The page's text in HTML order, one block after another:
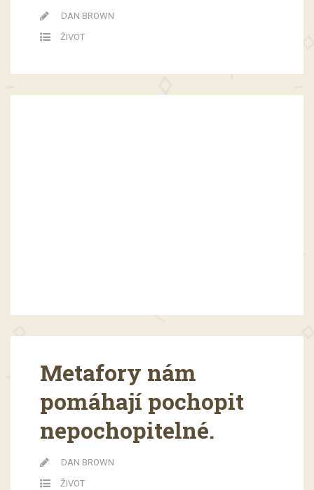
DAN BROWN
ŽIVOT
Metafory nám
pomáhají pochopit
nepochopitelné.
DAN BROWN
ŽIVOT